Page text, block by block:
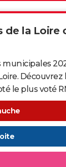
de la Loire
municipales
le plus voté RN,